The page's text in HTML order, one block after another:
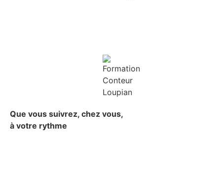
Que vous suivrez, chez vous,
à votre rythme